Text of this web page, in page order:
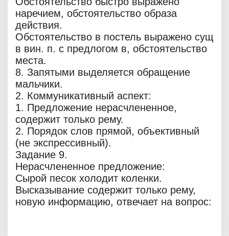
наречием, обстоятельство образа
действия.
Обстоятельство в постель выражено сущ
в вин. п. с предлогом в, обстоятельство
места.
8. Запятыми выделяется обращение
мальчики.
2. Коммуникативный аспект:
1. Предложение нерасчлененное,
содержит только рему.
2. Порядок слов прямой, объективный
(не экспрессивный).
Задание 9.
Нерасчлененное предложение:
Сырой песок холодит коленки.
Высказывание содержит только рему,
новую информацию, отвечает на вопрос: